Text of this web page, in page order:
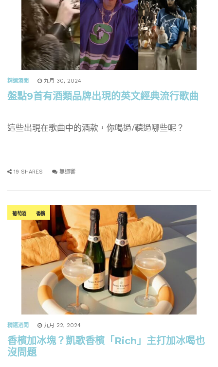
精選酒聞 九月 30, 2024
盤點9首有酒類品牌出現的英文經典流行歌曲
這些出現在歌曲中的酒款，你喝過/聽過哪些呢？
19 SHARES 無迴響
葡萄酒 香檳
精選酒聞 九月 22, 2024
香檳加冰塊？凱歌香檳「Rich」主打加冰喝也
沒問題